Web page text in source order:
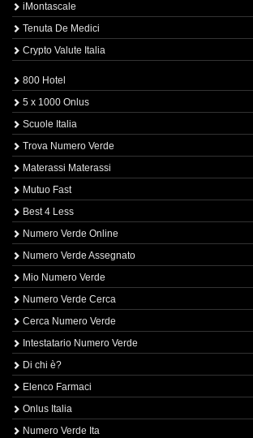
iMontascale
Tenuta De Medici
Crypto Valute Italia
800 Hotel
5 x 1000 Onlus
Scuole Italia
Trova Numero Verde
Materassi Materassi
Mutuo Fast
Best 4 Less
Numero Verde Online
Numero Verde Assegnato
Mio Numero Verde
Numero Verde Cerca
Cerca Numero Verde
Intestatario Numero Verde
Di chi è?
Elenco Farmaci
Onlus Italia
Numero Verde Ita